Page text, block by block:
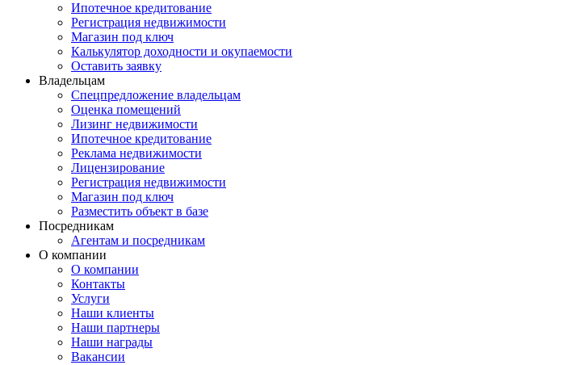
Ипотечное кредитование
Регистрация недвижимости
Магазин под ключ
Калькулятор доходности и окупаемости
Оставить заявку
Владельцам
Спецпредложение владельцам
Оценка помещений
Лизинг недвижимости
Ипотечное кредитование
Реклама недвижимости
Лицензирование
Регистрация недвижимости
Магазин под ключ
Разместить объект в базе
Посредникам
Агентам и посредникам
О компании
О компании
Контакты
Услуги
Наши клиенты
Наши партнеры
Наши награды
Вакансии